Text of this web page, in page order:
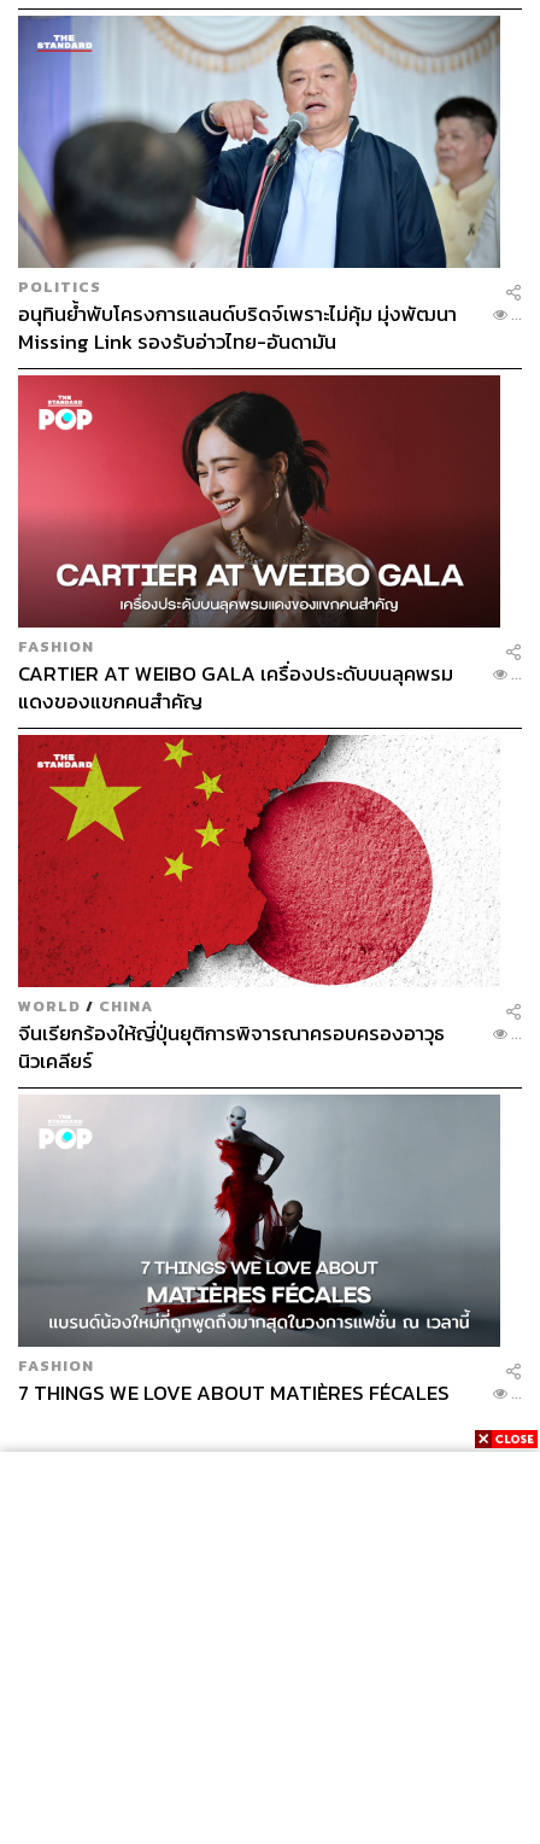
POLITICS
อนุทินย้ำพับโครงการแลนด์บริดจ์เพราะไม่คุ้ม มุ่งพัฒนา
Missing Link รองรับอ่าวไทย-อันดามัน
...
FASHION
CARTIER AT WEIBO GALA เครื่องประดับบนลุคพรม
แดงของแขกคนสำคัญ
...
WORLD / CHINA
จีนเรียกร้องให้ญี่ปุ่นยุติการพิจารณาครอบครองอาวุธ
นิวเคลียร์
...
FASHION
7 THINGS WE LOVE ABOUT MATIÈRES FÉCALES ...